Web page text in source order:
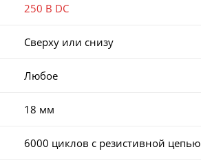
250 В DC
Сверху или снизу
Любое
18 мм
6000 циклов с резистивной цепью